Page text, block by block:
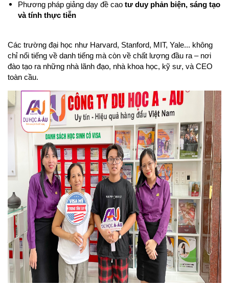
Phương pháp giảng dạy đề cao tư duy phản biện, sáng tạo
và tính thực tiễn
Các trường đại học như Harvard, Stanford, MIT, Yale... không
chỉ nổi tiếng về danh tiếng mà còn về chất lượng đầu ra – nơi
đào tạo ra những nhà lãnh đạo, nhà khoa học, kỹ sư, và CEO
toàn cầu.